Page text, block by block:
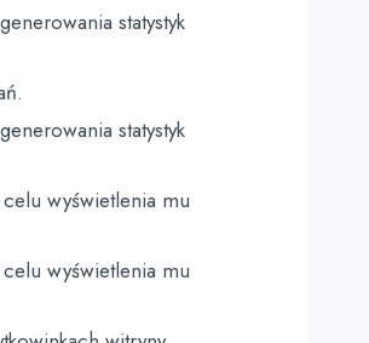
statystyk
statystyk
wyświetlenia mu
wyświetlenia mu